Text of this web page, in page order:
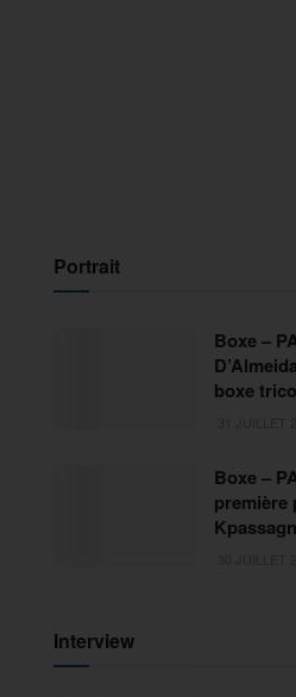
Portrait
Boxe –
boxe
Boxe –
première
Interview